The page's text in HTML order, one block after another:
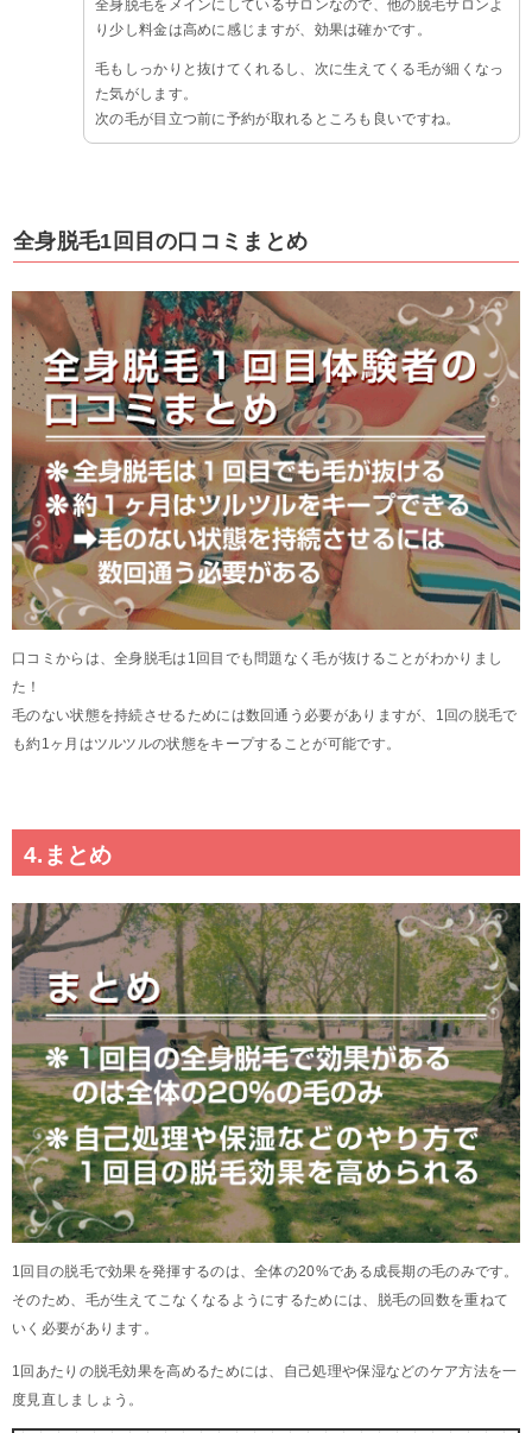
全身脱毛をメインにしているサロンなので、他の脱毛サロンよ
り少し料金は高めに感じますが、効果は確かです。
毛もしっかりと抜けてくれるし、次に生えてくる毛が細くなっ
た気がします。
次の毛が目立つ前に予約が取れるところも良いですね。
全身脱毛1回目の口コミまとめ
口コミからは、全身脱毛は1回目でも問題なく毛が抜けることがわかりまし
た！
毛のない状態を持続させるためには数回通う必要がありますが、1回の脱毛で
も約1ヶ月はツルツルの状態をキープすることが可能です。
4.まとめ
1回目の脱毛で効果を発揮するのは、全体の20%である成長期の毛のみです。
そのため、毛が生えてこなくなるようにするためには、脱毛の回数を重ねて
いく必要があります。
1回あたりの脱毛効果を高めるためには、自己処理や保湿などのケア方法を一
度見直しましょう。